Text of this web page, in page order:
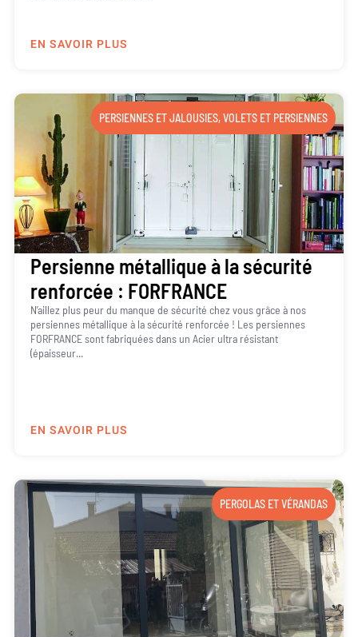
EN SAVOIR PLUS
PERSIENNES ET JALOUSIES,VOLETS ET PERSIENNES
Persienne métallique à la sécurité
renforcée : FORFRANCE
N’aillez plus peur du manque de sécurité chez vous grâce à nos
persiennes métallique à la sécurité renforcée ! Les persiennes
FORFRANCE sont fabriquées dans un Acier ultra résistant
(épaisseur...
EN SAVOIR PLUS
PERGOLAS ET VÉRANDAS